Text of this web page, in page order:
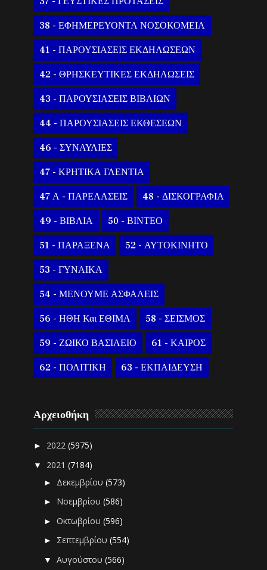
38 - ΕΦΗΜΕΡΕΥΟΝΤΑ ΝΟΣΟΚΟΜΕΙΑ
41 - ΠΑΡΟΥΣΙΑΣΕΙΣ ΕΚΔΗΛΩΣΕΩΝ
42 - ΘΡΗΣΚΕΥΤΙΚΕΣ ΕΚΔΗΛΩΣΕΙΣ
43 - ΠΑΡΟΥΣΙΑΣΕΙΣ ΒΙΒΛΙΩΝ
44 - ΠΑΡΟΥΣΙΑΣΕΙΣ ΕΚΘΕΣΕΩΝ
46 - ΣΥΝΑΥΛΙΕΣ
47 - ΚΡΗΤΙΚΑ ΓΛΕΝΤΙΑ
47 Α - ΠΑΡΕΛΑΣΕΙΣ 48 - ΔΙΣΚΟΓΡΑΦΙΑ
49 - ΒΙΒΛΙΑ 50 - ΒΙΝΤΕΟ
51 - ΠΑΡΑΞΕΝΑ 52 - ΑΥΤΟΚΙΝΗΤΟ
53 - ΓΥΝΑΙΚΑ
54 - ΜΕΝΟΥΜΕ ΑΣΦΑΛΕΙΣ
56 - ΗΘΗ Και ΕΘΙΜΑ 58 - ΣΕΙΣΜΟΣ
59 - ΖΩΙΚΟ ΒΑΣΙΛΕΙΟ 61 - ΚΑΙΡΟΣ
62 - ΠΟΛΙΤΙΚΗ 63 - ΕΚΠΑΙΔΕΥΣΗ
Αρχειοθήκη
► 2022(5975)
▼ 2021(7184)
► Δεκεμβρίου(573)
► Νοεμβρίου(586)
►Οκτωβρίου(596)
► Σεπτεμβρίου(554)
▼Αυγούστου(566)